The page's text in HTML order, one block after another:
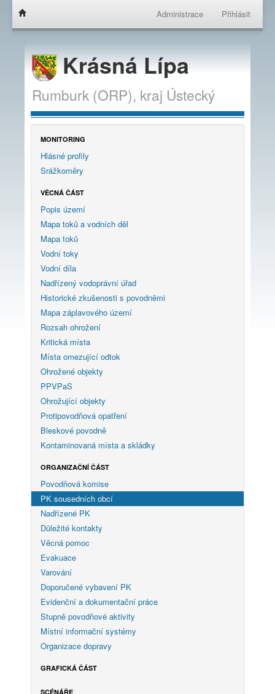
Administrace Přihlásit
Krásná Lípa
Rumburk (ORP), kraj Ústecký
MONITORING
Hlásné profily
Srážkoměry
VĚCNÁ ČÁST
Popis území
Mapa toků a vodních děl
Mapa toků
Vodní toky
Vodní díla
Nadřízený vodoprávní úřad
Historické zkušenosti s povodněmi
Mapa záplavového území
Rozsah ohrožení
Kritická místa
Místa omezující odtok
Ohrožené objekty
PPVPaS
Ohrožující objekty
Protipovodňová opatření
Bleskové povodně
Kontaminovaná místa a skládky
ORGANIZAČNÍ ČÁST
Povodňová komise
PK sousedních obcí
Nadřízené PK
Důležité kontakty
Věcná pomoc
Evakuace
Varování
Doporučené vybavení PK
Evidenční a dokumentační práce
Stupně povodňové aktivity
Místní informační systémy
Organizace dopravy
GRAFICKÁ ČÁST
SCÉNÁŘE